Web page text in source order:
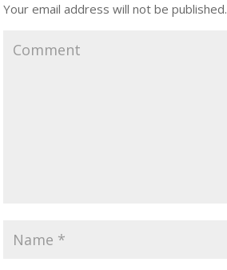
Your email address will not be published.